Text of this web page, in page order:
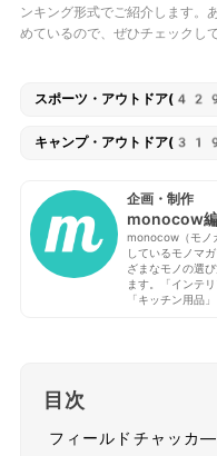
ンキング形式でご紹介します。
めているので、ぜひチェックし
スポーツ・アウトドア
キャンプ・アウトドア
企画・制作
monocow
monocow（モノ
しているモノマ
ざまなモノの選
ます。「インテ
「キッチン用品
目次
フィールドチャッカ―